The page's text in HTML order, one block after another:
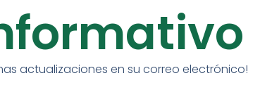
actualizaciones en su correo electrónico!